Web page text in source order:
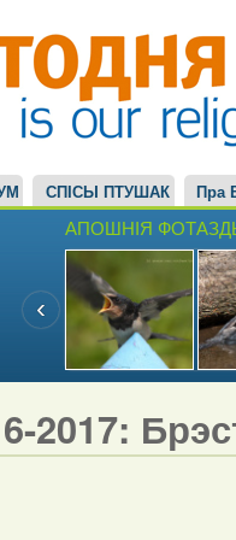
СПІСЫ ПТУШАК Пра
АПОШНІЯ
2017: